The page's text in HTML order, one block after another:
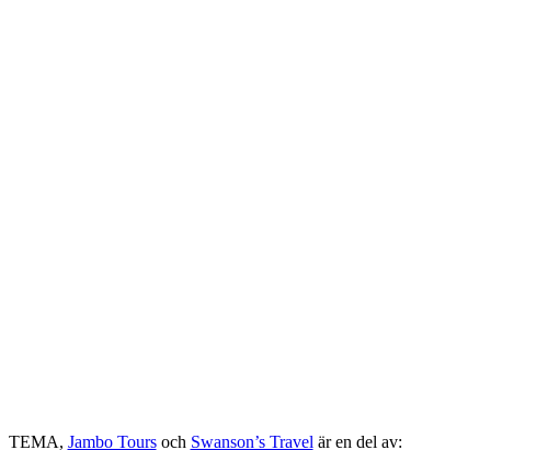
TEMA, Jambo Toursoch Swanson’s Travelär en del av: